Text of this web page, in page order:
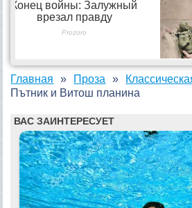
Главная Проза
Пътник и Витош планина